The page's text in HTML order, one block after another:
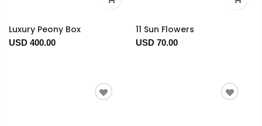
Luxury Peony Box
USD 400.00
11 Sun Flowers
USD 70.00